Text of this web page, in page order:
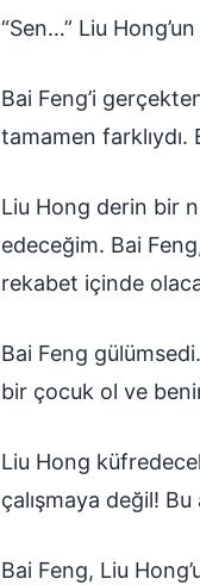
“Sen…” Liu
Bai Feng’i
tamamen farklıydı.
Liu Hong derin bir
edeceğim. Bai
rekabet içinde
Bai Feng
bir çocuk ol ve
Liu Hong
çalışmaya değil! Bu
Bai Feng, Liu